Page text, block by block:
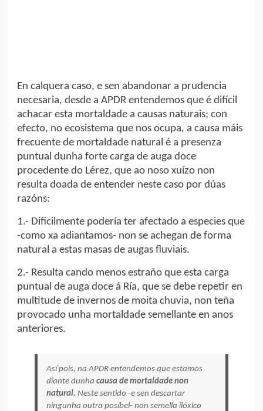
En calquera caso, e sen abandonar a prudencia
necesaria, desde a APDR entendemos que é difícil
achacar esta mortaldade a causas naturais; con
efecto, no ecosistema que nos ocupa, a causa máis
frecuente de mortaldade natural é a presenza
puntual dunha forte carga de auga doce
procedente do Lérez, que ao noso xuízo non
resulta doada de entender neste caso por dúas
razóns:
1.- Dificilmente podería ter afectado a especies que
-como xa adiantamos- non se achegan de forma
natural a estas masas de augas fluviais.
2.- Resulta cando menos estraño que esta carga
puntual de auga doce á Ría, que se debe repetir en
multitude de invernos de moita chuvia, non teña
provocado unha mortaldade semellante en anos
anteriores.
Así pois, na APDR entendemos que estamos
diante dunha causa de mortaldade non
natural. Neste sentido -e sen descartar
ningunha outra posíbel- non semella ilóxico